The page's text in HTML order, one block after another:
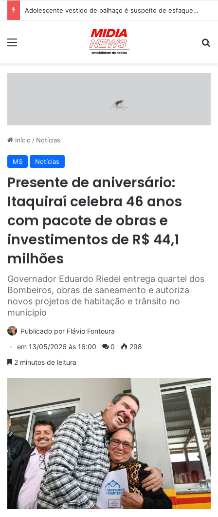
Pitbull enfrenta onça-parda dentro de casa e salva família com crianças em SP
Início / Notícias
MS Notícias
Presente de aniversário:
Itaquiraí celebra 46 anos
com pacote de obras e
investimentos de R$ 44,1
milhões
Governador Eduardo Riedel entrega quartel dos
Bombeiros, obras de saneamento e autoriza
novos projetos de habitação e trânsito no
município
Publicado por Flávio Fontoura
em 13/05/2026 às 16:00 0
298
2 minutos de leitura